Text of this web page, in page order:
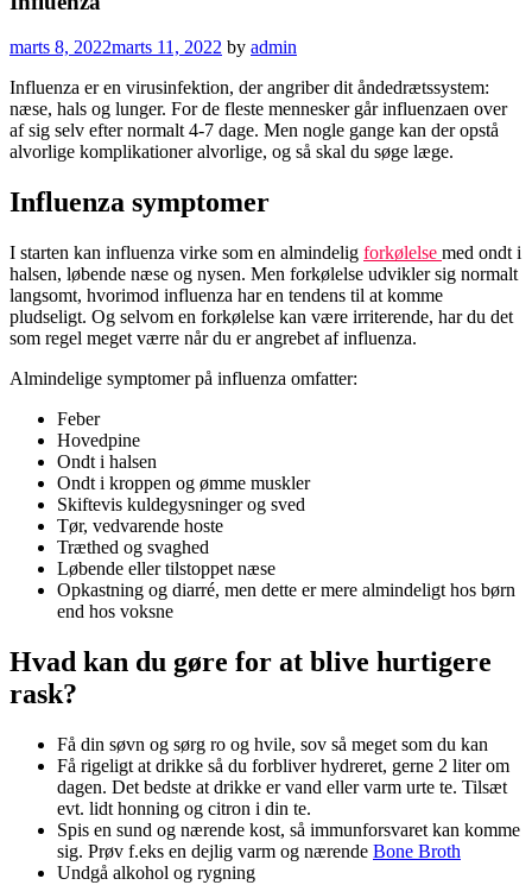
marts 8, 2022marts 11, 2022 by admin
Influenza er en virusinfektion, der angriber dit åndedrætssystem:
næse, hals og lunger. For de fleste mennesker går influenzaen over
af sig selv efter normalt 4-7 dage. Men nogle gange kan der opstå
alvorlige komplikationer alvorlige, og så skal du søge læge.
Influenza symptomer
I starten kan influenza virke som en almindelig forkølelse med ondt i
halsen, løbende næse og nysen. Men forkølelse udvikler sig normalt
langsomt, hvorimod influenza har en tendens til at komme
pludseligt. Og selvom en forkølelse kan være irriterende, har du det
som regel meget værre når du er angrebet af influenza.
Almindelige symptomer på influenza omfatter:
Feber
Hovedpine
Ondt i halsen
Ondt i kroppen og ømme muskler
Skiftevis kuldegysninger og sved
Tør, vedvarende hoste
Træthed og svaghed
Løbende eller tilstoppet næse
Opkastning og diarré, men dette er mere almindeligt hos børn
end hos voksne
Hvad kan du gøre for at blive hurtigere
rask?
Få din søvn og sørg ro og hvile, sov så meget som du kan
Få rigeligt at drikke så du forbliver hydreret, gerne 2 liter om
dagen. Det bedste at drikke er vand eller varm urte te. Tilsæt
evt. lidt honning og citron i din te.
Spis en sund og nærende kost, så immunforsvaret kan komme
sig. Prøv f.eks en dejlig varm og nærende Bone Broth
Undgå alkohol og rygning